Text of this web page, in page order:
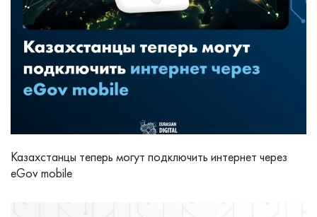
Казахстанцы теперь могут подключить интернет через
eGov mobile